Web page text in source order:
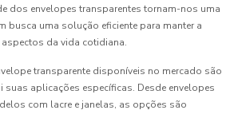
dos envelopes transparentes tornam-nos uma
busca uma solução eficiente para manter a
da vida cotidiana.
transparente disponíveis no mercado são
aplicações específicas. Desde envelopes
com lacre e janelas, as opções são